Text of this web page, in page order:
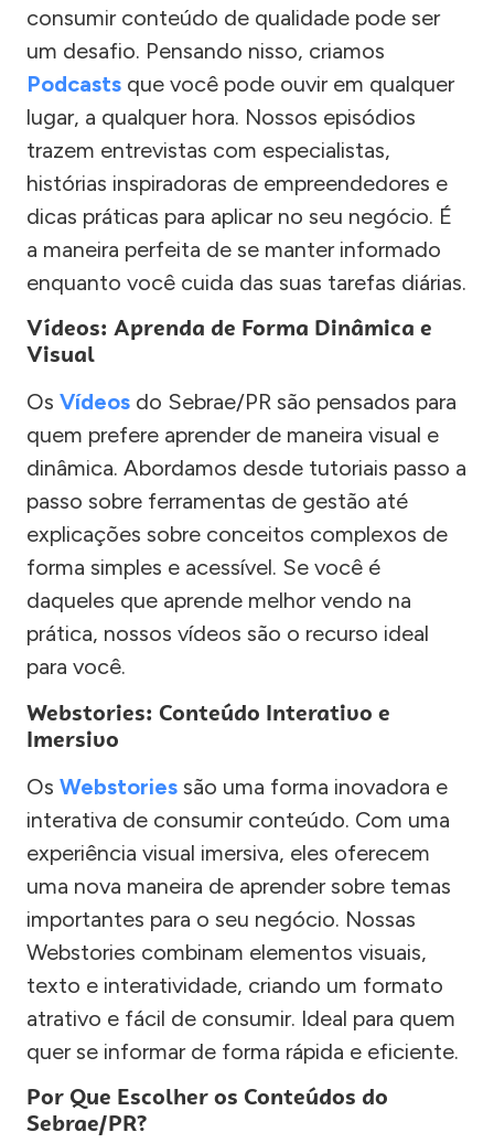
consumir conteúdo de qualidade pode ser
um desafio. Pensando nisso, criamos
Podcasts que você pode ouvir em qualquer
lugar, a qualquer hora. Nossos episódios
trazem entrevistas com especialistas,
histórias inspiradoras de empreendedores e
dicas práticas para aplicar no seu negócio. É
a maneira perfeita de se manter informado
enquanto você cuida das suas tarefas diárias.
Vídeos: Aprenda de Forma Dinâmica e
Visual
Os Vídeos do Sebrae/PR são pensados para
quem prefere aprender de maneira visual e
dinâmica. Abordamos desde tutoriais passo a
passo sobre ferramentas de gestão até
explicações sobre conceitos complexos de
forma simples e acessível. Se você é
daqueles que aprende melhor vendo na
prática, nossos vídeos são o recurso ideal
para você.
Webstories: Conteúdo Interativo e
Imersivo
Os Webstories são uma forma inovadora e
interativa de consumir conteúdo. Com uma
experiência visual imersiva, eles oferecem
uma nova maneira de aprender sobre temas
importantes para o seu negócio. Nossas
Webstories combinam elementos visuais,
texto e interatividade, criando um formato
atrativo e fácil de consumir. Ideal para quem
quer se informar de forma rápida e eficiente.
Por Que Escolher os Conteúdos do
Sebrae/PR?